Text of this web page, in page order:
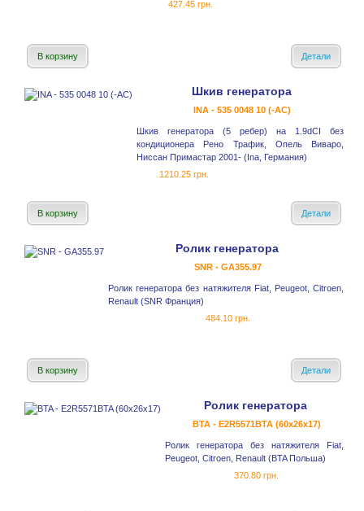
427.45 грн.
В корзину Детали
Шкив генератора
INA - 535 0048 10 (-AC)
Шкив генератора (5 ребер) на 1.9dCI без
кондиционера Рено Трафик, Опель Виваро,
Ниссан Примастар 2001- (Ina, Германия)
1210.25 грн.
В корзину Детали
Ролик генератора
SNR - GA355.97
Ролик генератора без натяжителя Fiat, Peugeot, Citroen,
Renault (SNR Франция)
484.10 грн.
В корзину Детали
Ролик генератора
BTA - E2R5571BTA (60x26x17)
Ролик генератора без натяжителя Fiat,
Peugeot, Citroen, Renault (BTA Польша)
370.80 грн.